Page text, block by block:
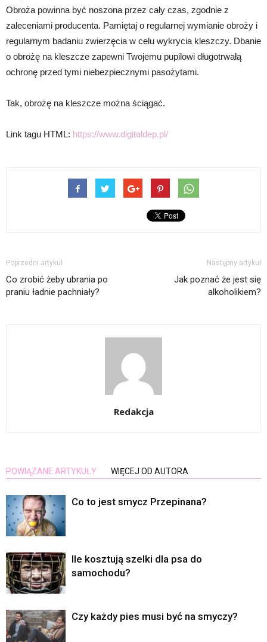
Obroża powinna być noszona przez cały czas, zgodnie z
zaleceniami producenta. Pamiętaj o regularnej wymianie obroży i
regularnym badaniu zwierzęcia w celu wykrycia kleszczy. Dbanie
o obrożę na kleszcze zapewni Twojemu pupilowi długotrwałą
ochronę przed tymi niebezpiecznymi pasożytami.
Tak, obrożę na kleszcze można ściągać.
Link tagu HTML: https://www.digitaldep.pl/
Poprzedni artykuł
Co zrobić żeby ubrania po
praniu ładnie pachniały?
Następny artykuł
Jak poznać że jest się
alkoholikiem?
Redakcja
POWIĄZANE ARTYKUŁY WIĘCEJ OD AUTORA
Co to jest smycz Przepinana?
Ile kosztują szelki dla psa do
samochodu?
Czy każdy pies musi być na smyczy?